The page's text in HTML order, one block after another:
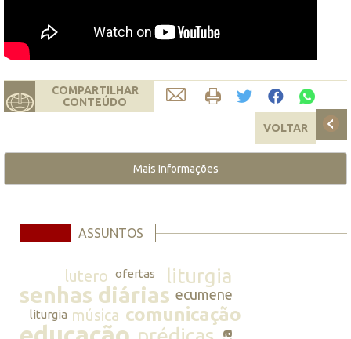
COMPARTILHAR
CONTEÚDO
VOLTAR
Mais Informações
ASSUNTOS
lutero ofertas liturgia
senhas diárias ecumene
liturgia música comunicação